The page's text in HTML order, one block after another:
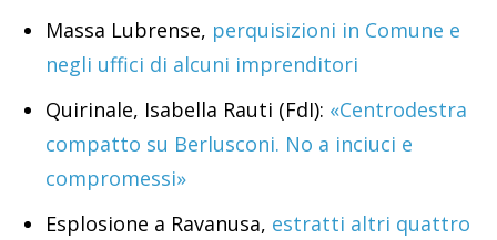
Massa Lubrense, perquisizioni in Comune e
negli uffici di alcuni imprenditori
Quirinale, Isabella Rauti (FdI): «Centrodestra
compatto su Berlusconi. No a inciuci e
compromessi»
Esplosione a Ravanusa, estratti altri quattro